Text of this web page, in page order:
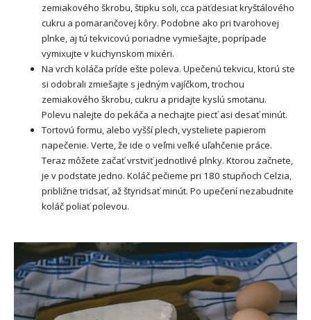
zemiakového škrobu, štipku soli, cca päťdesiat kryštálového
cukru a pomarančovej kôry. Podobne ako pri tvarohovej
plnke, aj tú tekvicovú poriadne vymiešajte, poprípade
vymixujte v kuchynskom mixéri.
Na vrch koláča príde ešte poleva. Upečenú tekvicu, ktorú ste
si odobrali zmiešajte s jedným vajíčkom, trochou
zemiakového škrobu, cukru a pridajte kyslú smotanu.
Polevu nalejte do pekáča a nechajte piecť asi desať minút.
Tortovú formu, alebo vyšší plech, vysteliete papierom
napečenie. Verte, že ide o veľmi veľké uľahčenie práce.
Teraz môžete začať vrstviť jednotlivé plnky. Ktorou začnete,
je v podstate jedno. Koláč pečieme pri 180 stupňoch Celzia,
približne tridsať, až štyridsať minút. Po upečení nezabudnite
koláč poliať polevou.